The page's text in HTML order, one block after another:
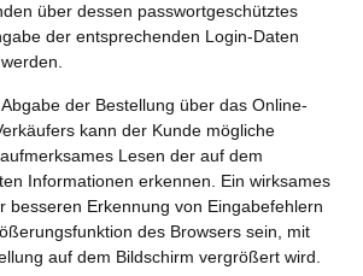
über dessen passwortgeschütztes
der entsprechenden Login-Daten
der Bestellung über das Online-
kann der Kunde mögliche
Lesen der auf dem
Informationen erkennen. Ein wirksames
besseren Erkennung von Eingabefehlern
des Browsers sein, mit
auf dem Bildschirm vergrößert wird.